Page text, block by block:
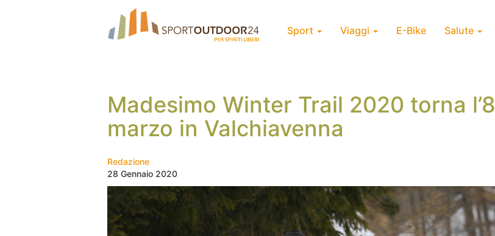
Sport Viaggi E-Bike Salute
Madesimo Winter Trail 2020 torna l’8
marzo in Valchiavenna
Redazione
28 Gennaio 2020